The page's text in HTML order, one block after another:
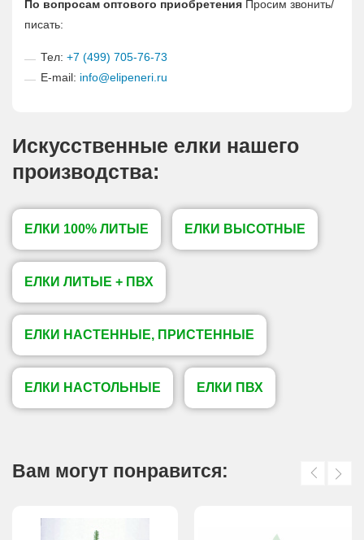
По вопросам оптового приобретения Просим звонить/
писать:
Тел: +7 (499) 705-76-73
E-mail: info@elipeneri.ru
Искусственные елки нашего
производства:
ЕЛКИ 100% ЛИТЫЕ ЕЛКИ ВЫСОТНЫЕ
ЕЛКИ ЛИТЫЕ + ПВХ
ЕЛКИ НАСТЕННЫЕ, ПРИСТЕННЫЕ
ЕЛКИ НАСТОЛЬНЫЕ ЕЛКИ ПВХ
Вам могут понравится: